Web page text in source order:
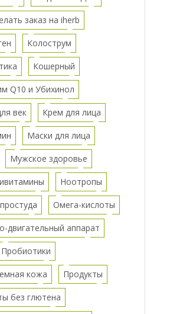
заказ на iherb
Колострум
Кошерный
Q10 и Убихинол
век Крем для лица
Маски для лица
Мужское здоровье
Ноотропы
Омега-кислоты
двигательный аппарат
Пробиотики
кожа Продукты
без глютена